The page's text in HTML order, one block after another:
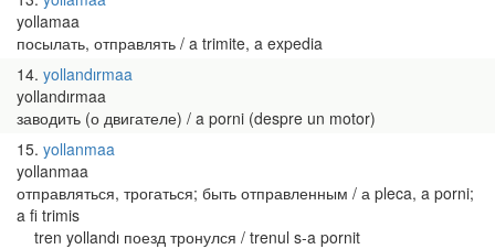
yollamaa
посылать, отправлять / a trimite, a expedia
14 yollandırmaa
yollandırmaa
заводить (о двигателе) / a porni (despre un motor)
15 yollanmaa
yollanmaa
отправляться, трогаться; быть отправленным / а pleca, a porni;
a fi trimis
tren yollandı поезд тронулся / trenul s-a pornit